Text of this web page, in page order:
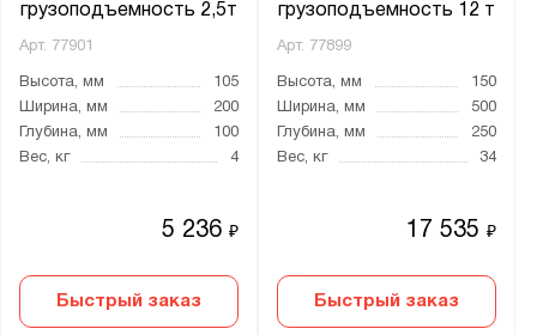
грузоподъемность 2,5т
Арт. 77901
Высота, мм
105
Ширина, мм
200
Глубина, мм
100
Вес, кг
4
5 236₽
Быстрый заказ
грузоподъемность 12 т
Арт. 77899
Высота, мм
150
Ширина, мм
500
Глубина, мм
250
Вес, кг
34
17 535₽
Быстрый заказ